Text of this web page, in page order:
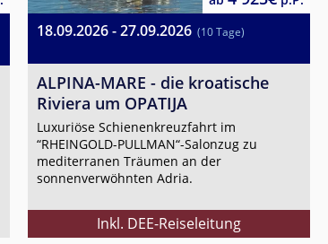
18.09.2026 - 27.09.2026 (10 Tage)
ALPINA-MARE - die kroatische
Riviera um OPATIJA
Luxuriöse Schienenkreuzfahrt im
“RHEINGOLD-PULLMAN“-Salonzug zu
mediterranen Träumen an der
sonnenverwöhnten Adria.
Inkl. DEE-Reiseleitung